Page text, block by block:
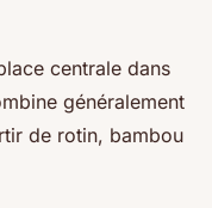
centrale dans
généralement
de rotin, bambou